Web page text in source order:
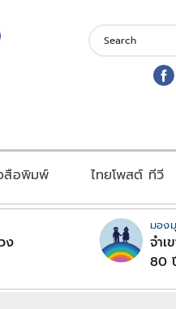
สือพิมพ์ ไทยโพสต์ ทีวี
ง
มอง
จำเ
80